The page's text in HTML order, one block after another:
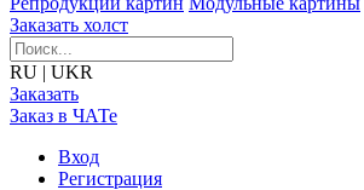
Заказать холст
RU | UKR
Заказать
Заказ в ЧАТе
Вход
Регистрация